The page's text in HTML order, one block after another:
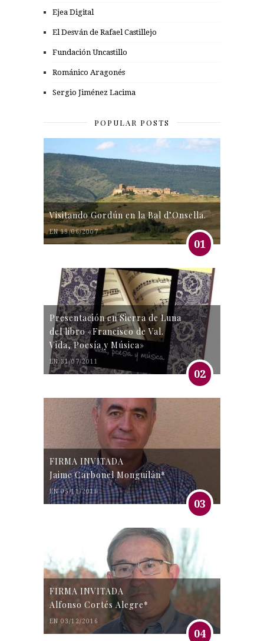
Ejea Digital
El Desván de Rafael Castillejo
Fundación Uncastillo
Románico Aragonés
Sergio Jiménez Lacima
POPULAR POSTS
Visitando Gordún en la Bal d’Onsella.
EN 19/06/2007
01
Presentación en Sierra de Luna
del libro «Francisco de Val.
Vida, Poesía y Música»
EN 31/07/2011
02
FIRMA INVITADA
Jaime Carbonel Monguilán*
EN 05/11/2016
03
FIRMA INVITADA
Alfonso Cortés Alegre*
EN 03/12/2016
04